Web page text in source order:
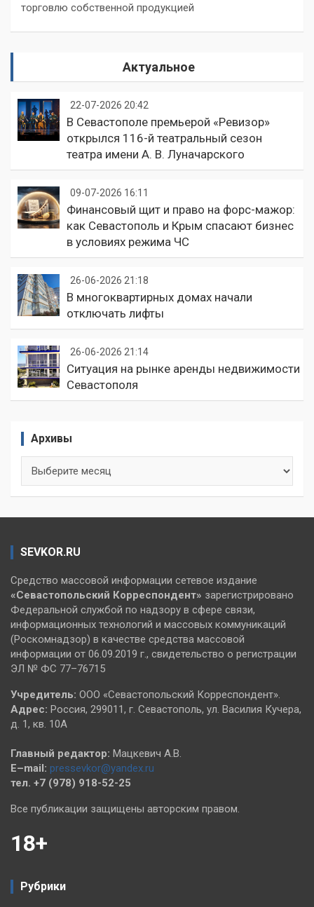
торговлю собственной продукцией
Актуальное
22-07-2026 20:42
В Севастополе премьерой «Ревизор»
открылся 116-й театральный сезон
театра имени А. В. Луначарского
09-07-2026 16:11
Финансовый щит и право на форс-мажор:
как Севастополь и Крым спасают бизнес
в условиях режима ЧС
26-06-2026 21:18
В многоквартирных домах начали
отключать лифты
26-06-2026 21:14
Ситуация на рынке аренды недвижимости
Севастополя
Архивы
SEVKOR.RU
Средство массовой информации сетевое издание
«Севастопольский Корреспондент» зарегистрировано
Федеральной службой по надзору в сфере связи,
информационных технологий и массовых коммуникаций
(Роскомнадзор) в качестве средства массовой
информации от 06.09.2019 г., свидетельство о регистрации
ЭЛ № ФС 77–76715
Учредитель: ООО «Севастопольский Корреспондент».
Адрес: Россия, 299011, г. Севастополь, ул. Василия Кучера,
д. 1, кв. 10А
Главный редактор: Мацкевич А.В.
E–mail: pressevkor@yandex.ru
тел. +7 (978) 918-52-25
Все публикации защищены авторским правом.
18+
Рубрики